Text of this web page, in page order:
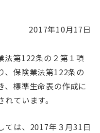
2017年10月17日
法第122条の２第１項
、保険業法第122条の
、標準生命表の作成に
ています。
ては、2017年３月31日